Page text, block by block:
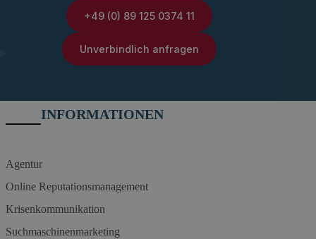
+49 (0) 89 125 0374 11
Unverbindlich anfragen
INFORMATIONEN
Agentur
Online Reputationsmanagement
Krisenkommunikation
Suchmaschinenmarketing